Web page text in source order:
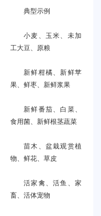
典型示例
小麦、玉米、未加
工大豆、原粮
新鲜柑橘、新鲜苹
果、鲜枣、新鲜浆果
新鲜番茄、白菜、
食用菌、新鲜根茎蔬菜
苗木、盆栽观赏植
物、鲜花、草皮
活家禽、活鱼、家
畜、活体宠物